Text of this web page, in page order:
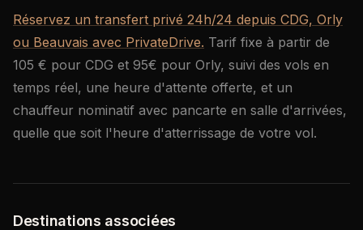
Réservez un transfert privé 24h/24 depuis CDG, Orly
ou Beauvais avec PrivateDrive. Tarif fixe à partir de
105 € pour CDG et 95€ pour Orly, suivi des vols en
temps réel, une heure d'attente offerte, et un
chauffeur nominatif avec pancarte en salle d'arrivées,
quelle que soit l'heure d'atterrissage de votre vol.
Destinations associées